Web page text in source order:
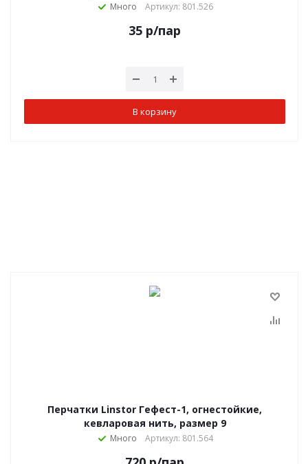
Много Артикул: 801.526
35 р/пар
В корзину
Перчатки Linstor Гефест-1, огнестойкие,
кевларовая нить, размер 9
Много Артикул: 801.564